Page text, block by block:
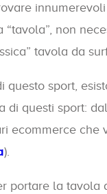
non
tavola da
questo sport,
di questi sport:
ecommerce che
).
portare la tavola